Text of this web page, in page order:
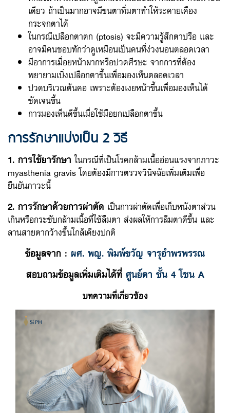
เดียว ถ้าเป็นมากอาจมีขนตาทิ่มตาทำให้ระคายเคือง
กระจกตาได้
ในกรณีเปลือกตาตก (ptosis) จะมีความรู้สึกตาปรือ และ
อาจมีคนชอบทักว่าดูเหมือนเป็นคนที่ง่วงนอนตลอดเวลา
มีอาการเมื่อยหน้าผากหรือปวดศีรษะ จากการที่ต้อง
พยายามเบิ่งเปลือกตาขึ้นเพื่อมองเห็นตลอดเวลา
ปวดบริเวณต้นคอ เพราะต้องเงยหน้าขึ้นเพื่อมองเห็นได้
ชัดเจนขึ้น
การมองเห็นดีขึ้นเมื่อใช้มือยกเปลือกตาขึ้น
การรักษาแบ่งเป็น 2 วิธี
1. การใช้ยารักษา ในกรณีที่เป็นโรคกล้ามเนื้ออ่อนแรงจากภาวะ
myasthenia gravis โดยต้องมีการตรวจวินิจฉัยเพิ่มเติมเพื่อ
ยืนยันภาวะนี้
2. การรักษาด้วยการผ่าตัด เป็นการผ่าตัดเพื่อเก็บหนังตาส่วน
เกินหรือกระชับกล้ามเนื้อที่ใช้ลืมตา ส่งผลให้การลืมตาดีขึ้น และ
ลานสายตากว้างขึ้นใกล้เคียงปกติ
ข้อมูลจาก : ผศ. พญ. พิมพ์ขวัญ จารุอำพรพรรณ
สอบถามข้อมูลเพิ่มเติมได้ที่ ศูนย์ตา ชั้น 4 โซน A
บทความที่เกี่ยวข้อง